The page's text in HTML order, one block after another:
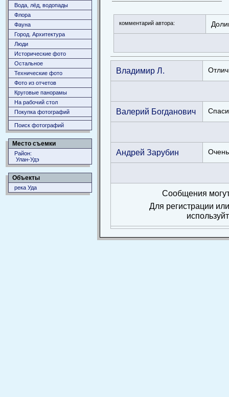
Вода, лёд, водопады
Флора
Фауна
Город. Архитектура
Люди
Исторические фото
Остальное
Технические фото
Фото из отчетов
Круговые панорамы
На рабочий стол
Покупка фотографий
Поиск фотографий
Место съемки
Район:
Улан-Удэ
Объекты
река Уда
комментарий автора:
Владимир Л.
Валерий Богданович
Андрей Зарубин
Сообщения
Для регистрации